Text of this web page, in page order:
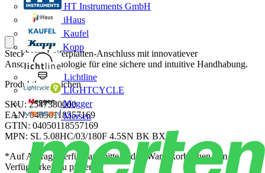
HT Instruments GmbH
iHaus
Kaufel
Kopp
Lichtline
LIGHTCYCLE
Megger
Mersen
Steckbarer Leiterplatten-Anschluss mit innovatiever
Anschlusstechnologie für eine sichere und intuitive Handhabung.
Produktkennzeichen
SKU: 2547380000
EAN: 04050118557169
GTIN: 04050118557169
MPN: SL 5.08HC/03/180F 4.5SN BK BX
*Auf Anfrage verfügbar - bitte in den Warenkorb legen, um
Verfügbarkeit zu prüfen